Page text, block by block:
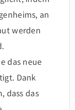
an
werden
das neue
Dank
dass das